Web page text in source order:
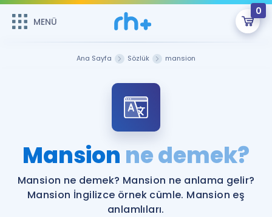
MENÜ
0
ÜYE DEĞİLİM
Sepetin Şu An Boş.
Remzi Hoca ile seni sınava hazırlayacak onlarca eğitim seni
bekliyor!
MENÜ
Faydalı Araçlar
Ana Sayfa Sözlük mansion
Mansion ne demek?
Mansion ne demek? Mansion ne anlama gelir?
Mansion İngilizce örnek cümle. Mansion eş
anlamlıları.